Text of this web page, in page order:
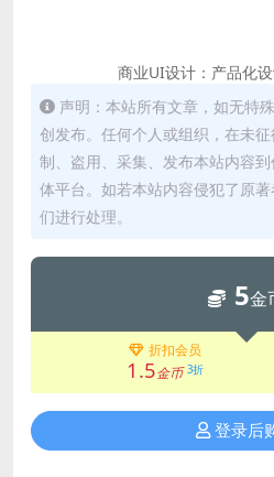
商业UI设计：产品化
声明：本站所有文章，如无特
创发布。任何个人或组织，在未
制、盗用、采集、发布本站内容
体平台。如若本站内容侵犯了原
们进行处理。
5金
折扣会员
1.5金币 3折
登录后